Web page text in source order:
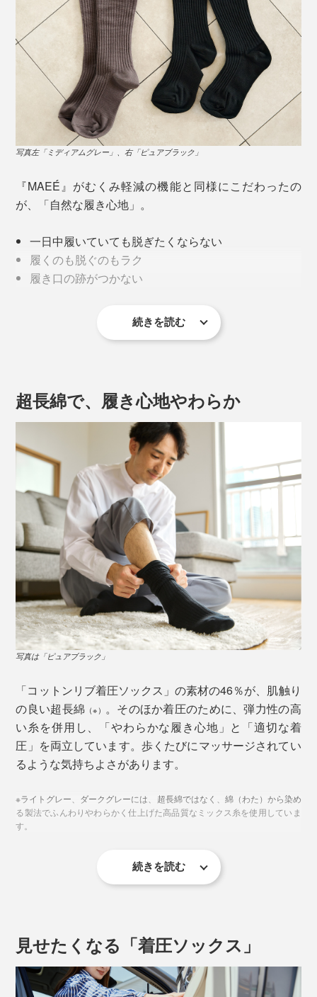
足首圧を最大として、上に向かって徐々に弱くなる段階
をサポートしています。
写真左「ミディアムグレー」、右「ピュアブラック」
『MAEÉ』がむくみ軽減の機能と同様にこだわったの
が、「自然な履き心地」。
一日中履いていても脱ぎたくならない
履くのも脱ぐのもラク
履き口の跡がつかない
「毎日習慣にできる着圧ソックス」をコンセプトに、ち
写真は「ライトグレー」
ひとつめの理由が、ソックスの形状。
「リンパ浮腫」を発症して以来、国内外さまざまな「着
圧ソックス」」を試したという開発者。海外製のものは
長さが合わなかったり、足首がキツすぎたりという経験
から、国内の医療用ソックスを主に扱う工場に生産を依
日本人の脚のカーブや長さに合わせ、立体的に編むこと
で適切に着圧。脚に無理なくフィットする形状をつくり
また、つま先はゆったりめ、履き口は薄く柔らかな「ガ
続きを読む
超長綿で、履き心地やわらか
写真は「ピュアブラック」
「コットンリブ着圧ソックス」の素材の46％が、肌触り
の良い超長綿 （※） 。そのほか着圧のために、弾力性の高
い糸を併用し、「やわらかな履き心地」と「適切な着
圧」を両立しています。歩くたびにマッサージされてい
るような気持ちよさがあります。
※ライトグレー、ダークグレーには、超長綿ではなく、綿（わた）から染め
る製法でふんわりやわらかく仕上げた高品質なミックス糸を使用していま
す。
動きに負荷がかかったり、足首に溜まった生地で圧迫感
が強まることがあり、それが不快感につながるのだと
か。
続きを読む
見せたくなる「着圧ソックス」